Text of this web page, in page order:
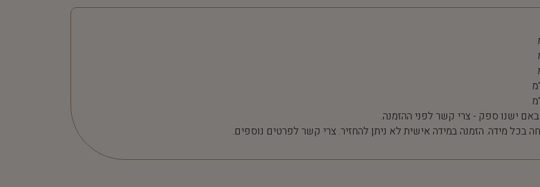
באם ישנו ספק - צרי קשר לפני ההזמנה.
בכל מידה. הזמנה במידה אישית לא ניתן להחזיר. צרי קשר לפרטים נוספים.